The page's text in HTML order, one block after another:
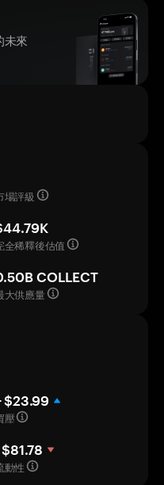
未來
場評級
全稀釋後估值
COLLECT
大供應量
$23.99
壓
$81.78
動性